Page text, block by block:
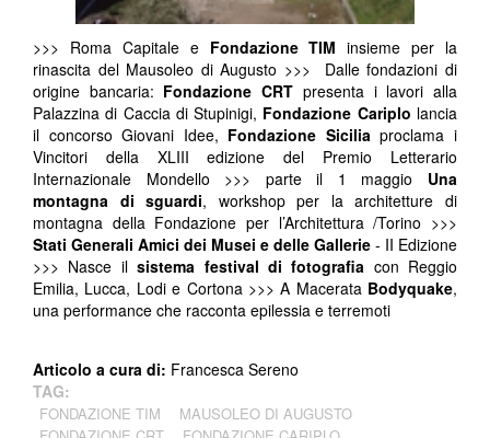
>>> Roma Capitale e Fondazione TIM insieme per la
rinascita del Mausoleo di Augusto >>> Dalle fondazioni di
origine bancaria: Fondazione CRT presenta i lavori alla
Palazzina di Caccia di Stupinigi, Fondazione Cariplo lancia
il concorso Giovani Idee, Fondazione Siciliaproclama i
Vincitori della XLIII edizione del Premio Letterario
Internazionale Mondello >>> parte il 1 maggio Una
montagna di sguardi, workshop per la architetture di
montagna della Fondazione per l’Architettura /Torino >>>
Stati Generali Amici dei Musei e delle Gallerie - II Edizione
>>> Nasce ilsistema festival di fotografia con Reggio
Emilia, Lucca, Lodi e Cortona >>> A Macerata Bodyquake,
una performance che racconta epilessia e terremoti
Articolo a cura di: Francesca Sereno
TAG:
FONDAZIONE TIM
MAUSOLEO DI AUGUSTO